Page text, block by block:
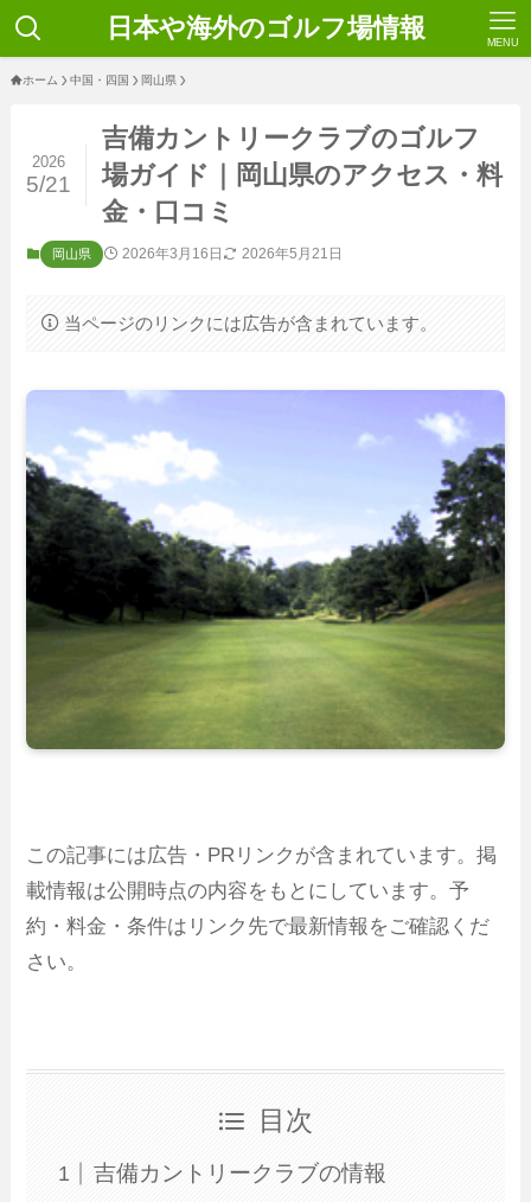
日本や海外のゴルフ場情報 MENU
ホーム 中国・四国 岡山県
吉備カントリークラブのゴルフ
場ガイド｜岡山県のアクセス・料
金・口コミ
2026
5/21
岡山県 2026年3月16日 2026年5月21日
当ページのリンクには広告が含まれています。
この記事には広告・PRリンクが含まれています。掲
載情報は公開時点の内容をもとにしています。予
約・料金・条件はリンク先で最新情報をご確認くだ
さい。
目次
吉備カントリークラブの情報